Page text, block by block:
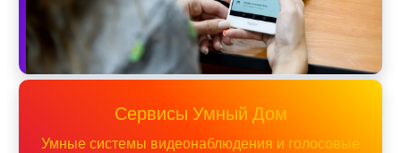
Сервисы Умный Дом
Умные системы видеонаблюдения и голосовые